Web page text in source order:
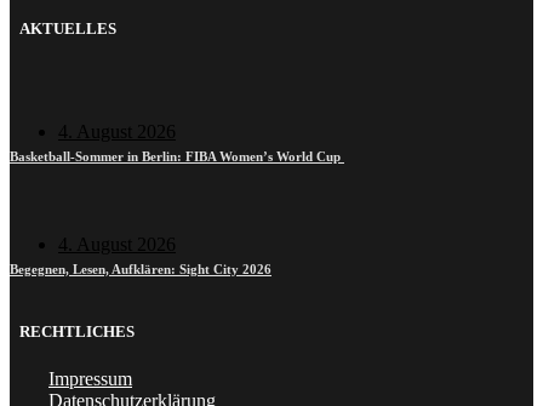
AKTUELLES
4. August 2026
Basketball-Sommer in Berlin: FIBA Women’s World Cup
4. August 2026
Begegnen, Lesen, Aufklären: Sight City 2026
RECHTLICHES
Impressum
Datenschutzerklärung